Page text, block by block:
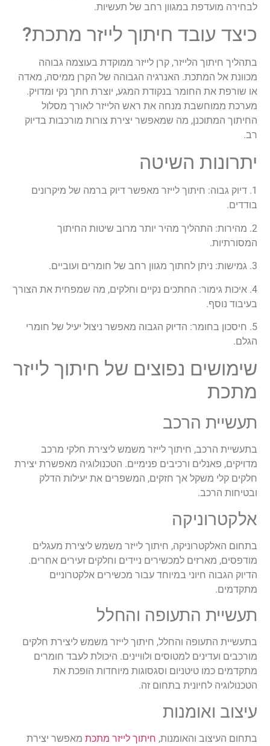
לבחירה מועדפת במגוון רחב של תעשיות.
כיצד עובד חיתוך לייזר מתכת?
בתהליך חיתוך הלייזר, קרן לייזר ממוקדת בעוצמה גבוהה
מכוונת אל המתכת. האנרגיה הגבוהה של הקרן ממיסה, מאדה
או שורפת את החומר בנקודת המגע, יוצרת חתך נקי ומדויק.
מערכת ממוחשבת מנחה את ראש הלייזר לאורך מסלול
החיתוך המתוכנן, מה שמאפשר יצירת צורות מורכבות בדיוק
רב.
יתרונות השיטה
1. דיוק גבוה: חיתוך לייזר מאפשר דיוק ברמה של מיקרונים
בודדים.
2. מהירות: התהליך מהיר יותר מרוב שיטות החיתוך
המסורתיות.
3. גמישות: ניתן לחתוך מגוון רחב של חומרים ועוביים.
4. איכות גימור: החתכים נקיים וחלקים, מה שמפחית את הצורך
בעיבוד נוסף.
5. חיסכון בחומר: הדיוק הגבוה מאפשר ניצול יעיל של חומרי
הגלם.
שימושים נפוצים של חיתוך לייזר
מתכת
תעשיית הרכב
בתעשיית הרכב, חיתוך לייזר משמש ליצירת חלקי מרכב
מדויקים, פאנלים ורכיבים פנימיים. הטכנולוגיה מאפשרת יצירת
חלקים קלי משקל אך חזקים, המשפרים את יעילות הדלק
ובטיחות הרכב.
אלקטרוניקה
בתחום האלקטרוניקה, חיתוך לייזר משמש ליצירת מעגלים
מודפסים, מארזים למכשירים ניידים וחלקים זעירים אחרים.
הדיוק הגבוה חיוני במיוחד עבור מכשירים אלקטרוניים
מתקדמים.
תעשיית התעופה והחלל
בתעשיית התעופה והחלל, חיתוך לייזר משמש ליצירת חלקים
מורכבים ועדינים למטוסים ולוויינים. היכולת לעבד חומרים
מתקדמים כמו טיטניום וסגסוגות מיוחדות הופכת את
הטכנולוגיה לחיונית בתחום זה.
עיצוב ואומנות
בתחום העיצוב והאומנות, חיתוך לייזר מתכת מאפשר יצירת